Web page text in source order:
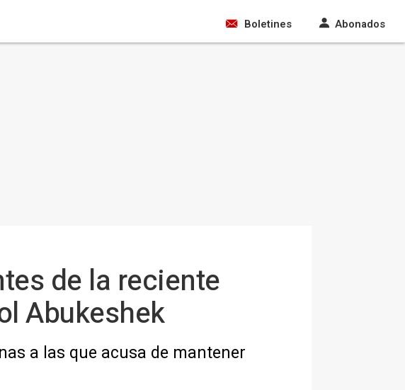
Boletines Abonados
de la reciente
Abukeshek
a las que acusa de mantener